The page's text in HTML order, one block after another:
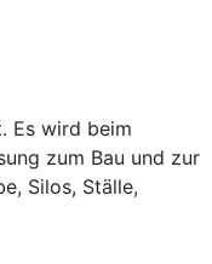
Es wird beim
zum Bau und zur
Silos, Ställe,